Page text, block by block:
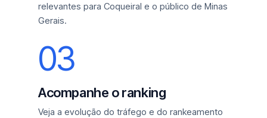
relevantes para Coqueiral e o público de Minas
Gerais.
03
Acompanhe o ranking
Veja a evolução do tráfego e do rankeamento